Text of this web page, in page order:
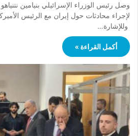
وصل رئيس الوزراء الإسرائيلي بنيامين نتنياهو
لإجراء محادثات حول إيران مع الرئيس
وللإشارة…
أكمل القراءة »